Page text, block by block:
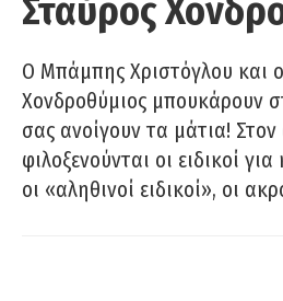
Σταύρος
O Μπάμπης Χριστόγλου και
Χονδροθύμιος μπουκάρουν
σας ανοίγουν τα μάτια!
φιλοξενούνται οι ειδικοί
οι «αληθινοί ειδικοί», οι